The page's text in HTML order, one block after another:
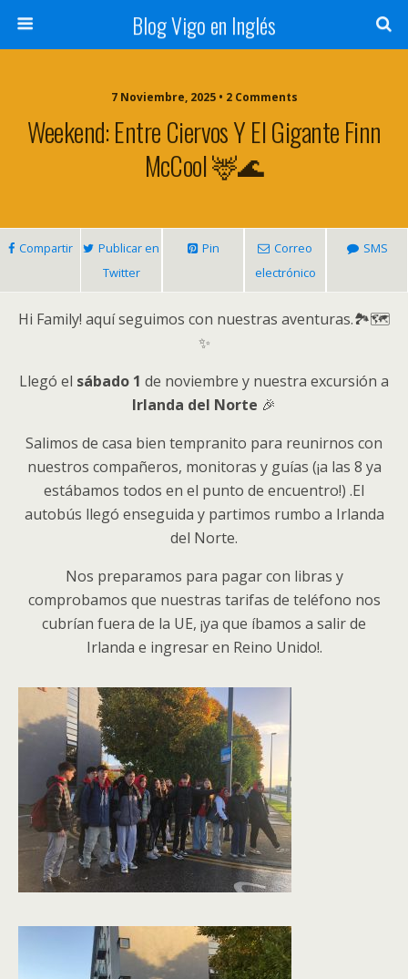
Blog Vigo en Inglés
7 Noviembre, 2025 • 2 Comments
Weekend: Entre Ciervos Y El Gigante Finn
McCool 🦌🌊
Compartir
Publicar en
Twitter
Pin
Correo
electrónico
SMS
Hi Family! aquí seguimos con nuestras aventuras.🏞️🗺️
✨
Llegó el sábado 1 de noviembre y nuestra excursión a
Irlanda del Norte 🎉
Salimos de casa bien tempranito para reunirnos con
nuestros compañeros, monitoras y guías (¡a las 8 ya
estábamos todos en el punto de encuentro!) .El
autobús llegó enseguida y partimos rumbo a Irlanda
del Norte.
Nos preparamos para pagar con libras y
comprobamos que nuestras tarifas de teléfono nos
cubrían fuera de la UE, ¡ya que íbamos a salir de
Irlanda e ingresar en Reino Unido!.